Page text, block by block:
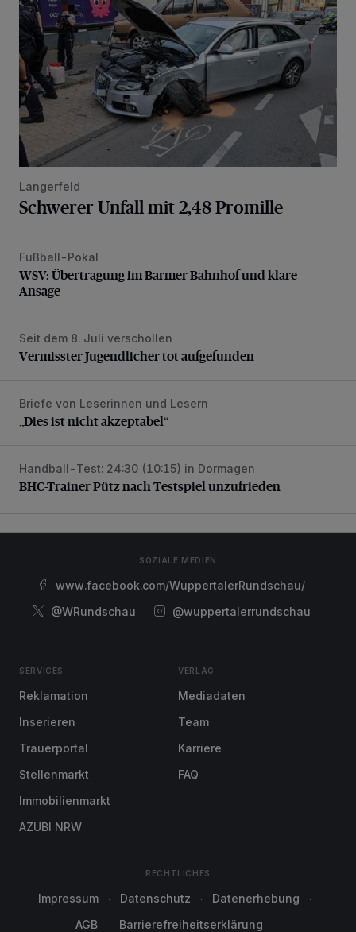
Langerfeld
Schwerer Unfall mit 2,48 Promille
WSV: Übertragung im Barmer Bahnhof und klare Ansage
Fußball-Pokal
WSV: Übertragung im Barmer Bahnhof und klare
Ansage
Vermisster Jugendlicher tot aufgefunden
Seit dem 8. Juli verschollen
Vermisster Jugendlicher tot aufgefunden
„Dies ist nicht akzeptabel“
Briefe von Leserinnen und Lesern
„Dies ist nicht akzeptabel“
BHC-Trainer Pütz nach Testspiel unzufrieden
Handball-Test: 24:30 (10:15) in Dormagen
BHC-Trainer Pütz nach Testspiel unzufrieden
SOZIALE MEDIEN
www.facebook.com/WuppertalerRundschau/
@WRundschau
@wuppertalerrundschau
SERVICES
Reklamation
Inserieren
Trauerportal
Stellenmarkt
Immobilienmarkt
AZUBI NRW
VERLAG
Mediadaten
Team
Karriere
FAQ
RECHTLICHES
Impressum Datenschutz
Datenerhebung
AGB
Barrierefreiheitserklärung